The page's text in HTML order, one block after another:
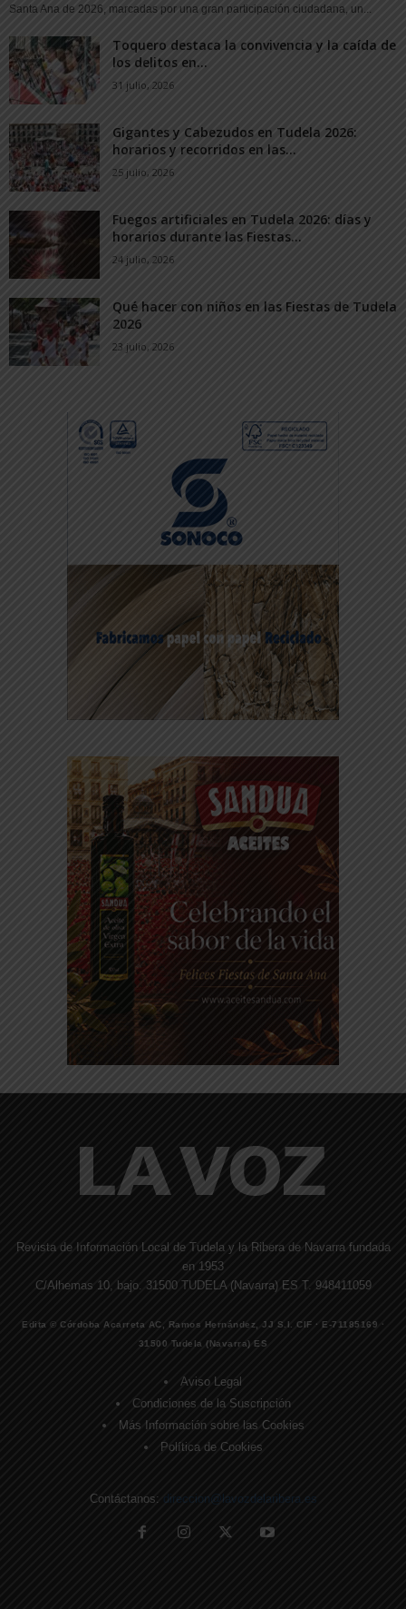
Santa Ana de 2026, marcadas por una gran participación ciudadana, un...
Toquero destaca la convivencia y la caída de
los delitos en...
31 julio, 2026
Gigantes y Cabezudos en Tudela 2026:
horarios y recorridos en las...
25 julio, 2026
Fuegos artificiales en Tudela 2026: días y
horarios durante las Fiestas...
24 julio, 2026
Qué hacer con niños en las Fiestas de Tudela
2026
23 julio, 2026
Revista de Información Local de Tudela y la Ribera de Navarra fundada
en 1953
C/Alhemas 10, bajo. 31500 TUDELA (Navarra) ES T. 948411059
Edita © Córdoba Acarreta AC, Ramos Hernández, JJ S.I. CIF · E-71185169 ·
31500 Tudela (Navarra) ES
Aviso Legal
Condiciones de la Suscripción
Más Información sobre las Cookies
Política de Cookies
Contáctanos: direccion@lavozdelaribera.es